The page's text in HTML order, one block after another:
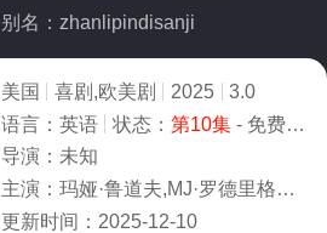
别名：zhanlipindisanji
美国 喜剧,欧美剧 2025
3.0
语言： 英语 状态： 第10集- 免费在线观看
导演： 未知
主演： 玛娅·鲁道夫,MJ·罗德里格斯,奈特·法松,罗恩·芬奇斯,乔尔·金·布斯特,斯
更新时间： 2025-12-10